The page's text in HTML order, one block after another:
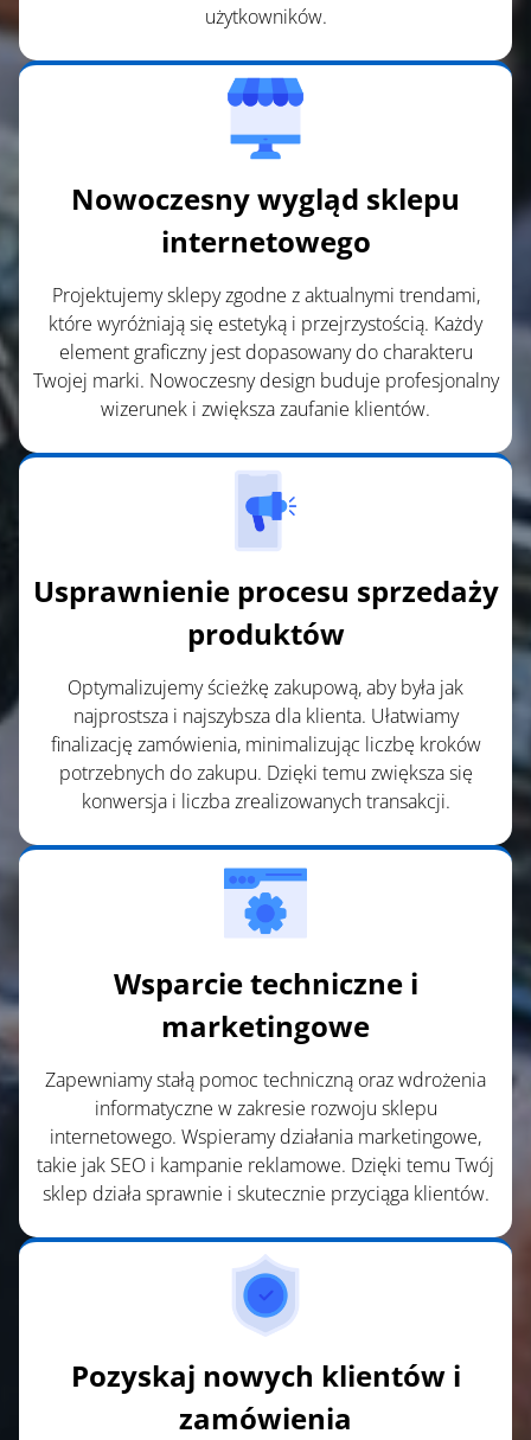
użytkowników.
Nowoczesny wygląd sklepu
internetowego
Projektujemy sklepy zgodne z aktualnymi trendami,
które wyróżniają się estetyką i przejrzystością. Każdy
element graficzny jest dopasowany do charakteru
Twojej marki. Nowoczesny design buduje profesjonalny
wizerunek i zwiększa zaufanie klientów.
Usprawnienie procesu sprzedaży
produktów
Optymalizujemy ścieżkę zakupową, aby była jak
najprostsza i najszybsza dla klienta. Ułatwiamy
finalizację zamówienia, minimalizując liczbę kroków
potrzebnych do zakupu. Dzięki temu zwiększa się
konwersja i liczba zrealizowanych transakcji.
Wsparcie techniczne i
marketingowe
Zapewniamy stałą pomoc techniczną oraz wdrożenia
informatyczne w zakresie rozwoju sklepu
internetowego. Wspieramy działania marketingowe,
takie jak SEO i kampanie reklamowe. Dzięki temu Twój
sklep działa sprawnie i skutecznie przyciąga klientów.
Pozyskaj nowych klientów i
zamówienia